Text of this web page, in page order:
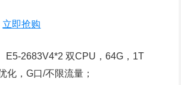
立即抢购
E5-2683V4*2 双CPU，64G，1T
化，G口/不限流量；